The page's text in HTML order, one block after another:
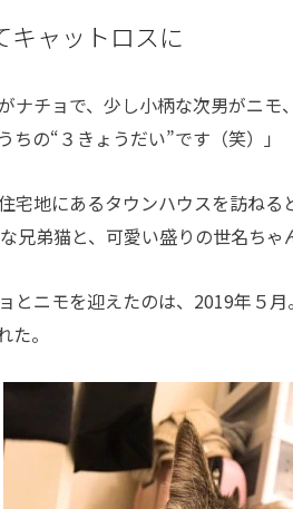
キャットロスに
ナチョで、少し小柄な次男がニ
ちの“３きょうだい”です（笑）」
宅地にあるタウンハウスを訪ねる
兄弟猫と、可愛い盛りの世名ちゃ
とニモを迎えたのは、2019年５
。